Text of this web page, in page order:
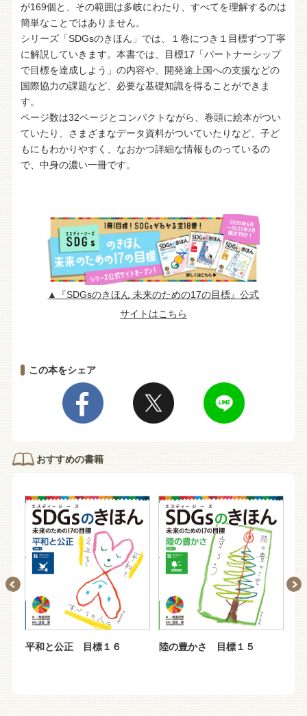
が169個と、その範囲は多岐にわたり、すべてを理解するのは
簡単なことではありません。
シリーズ「SDGsのきほん」では、１巻につき１目標ずつ丁寧
に解説していきます。本書では、目標17「パートナーシップ
で目標を達成しよう」の内容や、開発途上国への支援などの
国際協力の課題など、必要な基礎知識を得ることができま
す。
ページ数は32ページとコンパクトながら、巻頭に絵本がつい
ていたり、さまざまなデータ資料がついていたりなど、子ど
もにもわかりやすく、なおかつ詳細な情報ものっているの
で、中身の濃い一冊です。
▲『SDGsのきほん 未来のための17の目標』公式
サイトはこちら
この本をシェア
おすすめの書籍
平和と公正 目標１６ 陸の豊かさ 目標１５